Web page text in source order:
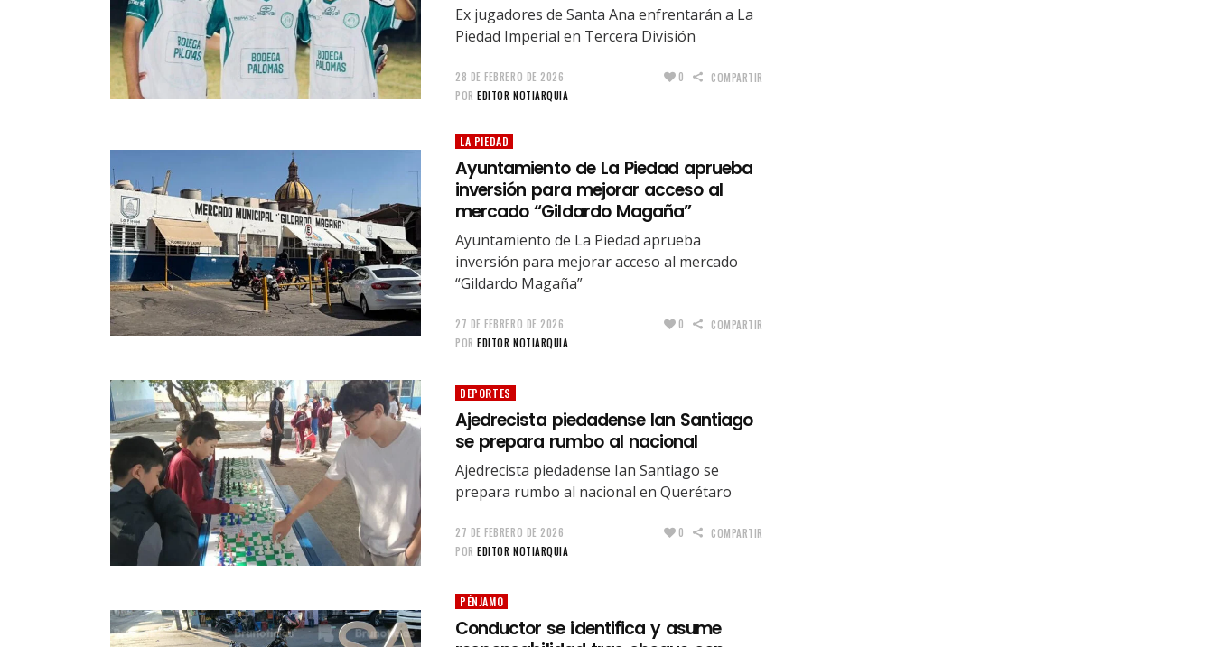
Ex jugadores de Santa Ana enfrentarán a La
Piedad Imperial en Tercera División
28 DE FEBRERO DE 2026
POR EDITOR NOTIARQUIA
0 COMPARTIR
LA PIEDAD
Ayuntamiento de La Piedad aprueba
inversión para mejorar acceso al
mercado “Gildardo Magaña”
Ayuntamiento de La Piedad aprueba
inversión para mejorar acceso al mercado
“Gildardo Magaña”
27 DE FEBRERO DE 2026
POR EDITOR NOTIARQUIA
0 COMPARTIR
DEPORTES
Ajedrecista piedadense Ian Santiago
se prepara rumbo al nacional
Ajedrecista piedadense Ian Santiago se
prepara rumbo al nacional en Querétaro
27 DE FEBRERO DE 2026
POR EDITOR NOTIARQUIA
0 COMPARTIR
PÉNJAMO
Conductor se identifica y asume